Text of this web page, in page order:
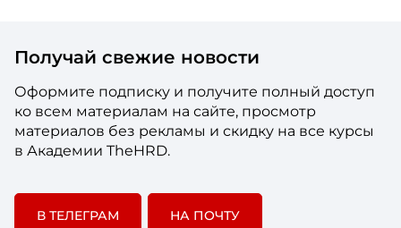
Получай свежие новости
Оформите подписку и получите полный доступ
ко всем материалам на сайте, просмотр
материалов без рекламы и скидку на все курсы
в Академии TheHRD.
В ТЕЛЕГРАМ НА ПОЧТУ